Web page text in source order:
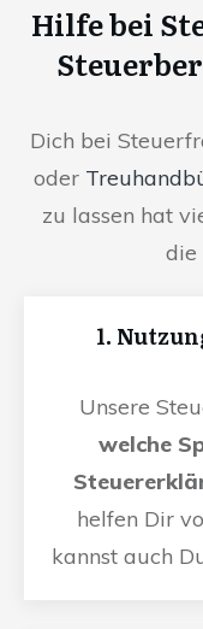
Hilfe bei
Dich bei
oder
zu lassen hat
die
1.
Unsere
welche
helfen Dir
kannst auch